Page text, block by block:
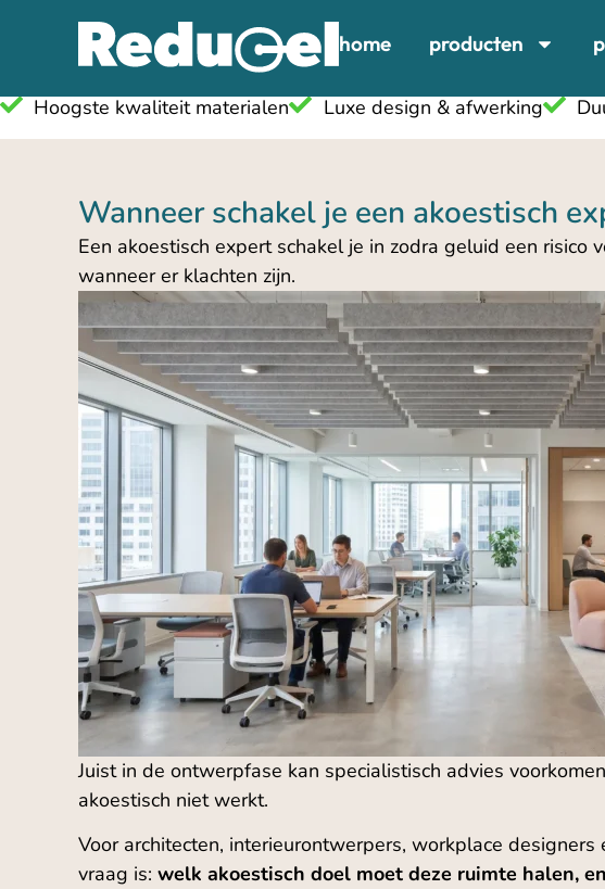
home producten
Hoogste kwaliteit materialen Luxe design & afwerking
Wanneer schakel je een akoestisch
Een akoestisch expert schakel je in zodra geluid een
wanneer er klachten zijn.
Juist in de ontwerpfase kan specialistisch advies
akoestisch niet werkt.
Voor architecten, interieurontwerpers, workplace
vraag is: welk akoestisch doel moet deze ruimte halen,